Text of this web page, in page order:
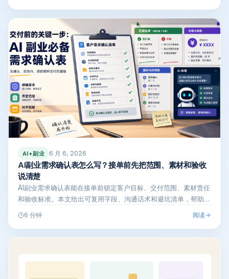
AI+副业 6 月 6, 2026
AI副业需求确认表怎么写？接单前先把范围、素材和验收
说清楚
AI副业需求确认表能在接单前锁定客户目标、交付范围、素材责任
和验收标准。本文给出可复用字段、沟通话术和避坑清单，帮助新
6 分钟 阅读